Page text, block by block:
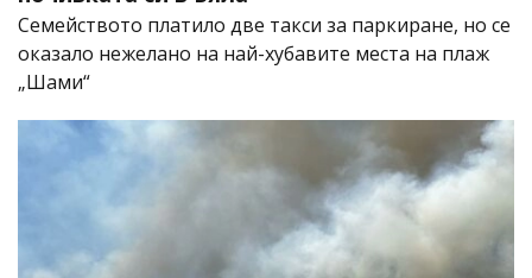
Семейството платило две такси за паркиране, но се
оказало нежелано на най-хубавите места на плаж
„Шами“